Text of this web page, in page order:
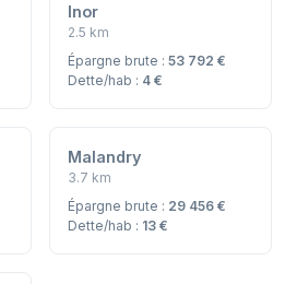
Inor
2.5 km
Épargne brute : 53 792 €
Dette/hab : 4 €
Malandry
3.7 km
Épargne brute : 29 456 €
Dette/hab : 13 €